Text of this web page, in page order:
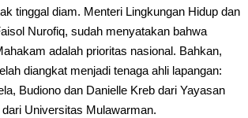
tinggal diam. Menteri Lingkungan Hidup dan
Nurofiq, sudah menyatakan bahwa
adalah prioritas nasional. Bahkan,
diangkat menjadi tenaga ahli lapangan:
Budiono dan Danielle Kreb dari Yayasan
Universitas Mulawarman.